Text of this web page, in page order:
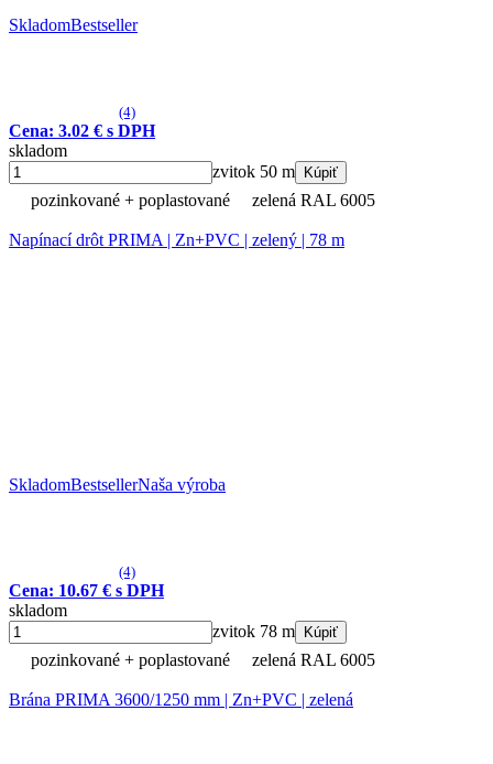
SkladomBestseller
(4)
Cena: 3.02 € s DPH
skladom
zvitok 50 m
Kúpiť
pozinkované + poplastované zelená RAL 6005
Napínací drôt PRIMA | Zn+PVC | zelený | 78 m
SkladomBestsellerNaša výroba
(4)
Cena: 10.67 € s DPH
skladom
zvitok 78 m
Kúpiť
pozinkované + poplastované zelená RAL 6005
Brána PRIMA 3600/1250 mm | Zn+PVC | zelená